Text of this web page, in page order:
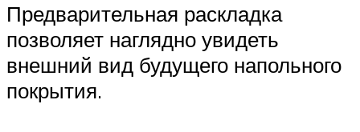
Предварительная раскладка
позволяет наглядно увидеть
внешний вид будущего напольного
покрытия.